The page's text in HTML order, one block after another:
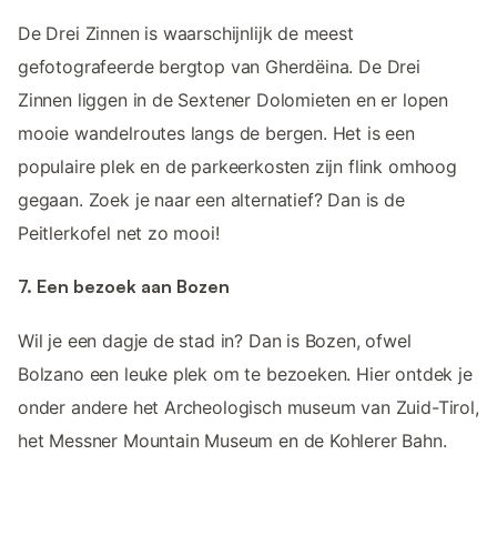
De Drei Zinnen is waarschijnlijk de meest
gefotografeerde bergtop van Gherdëina. De Drei
Zinnen liggen in de Sextener Dolomieten en er lopen
mooie wandelroutes langs de bergen. Het is een
populaire plek en de parkeerkosten zijn flink omhoog
gegaan. Zoek je naar een alternatief? Dan is de
Peitlerkofel net zo mooi!
7. Een bezoek aan Bozen
Wil je een dagje de stad in? Dan is Bozen, ofwel
Bolzano een leuke plek om te bezoeken. Hier ontdek je
onder andere het Archeologisch museum van Zuid-Tirol,
het Messner Mountain Museum en de Kohlerer Bahn.